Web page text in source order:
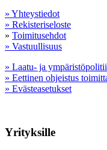
» Yhteystiedot
» Rekisteriseloste
» Toimitusehdot
» Vastuullisuus
» Laatu- ja
» Eettinen ohjeistus
» Evästeasetukset
Yrityksille